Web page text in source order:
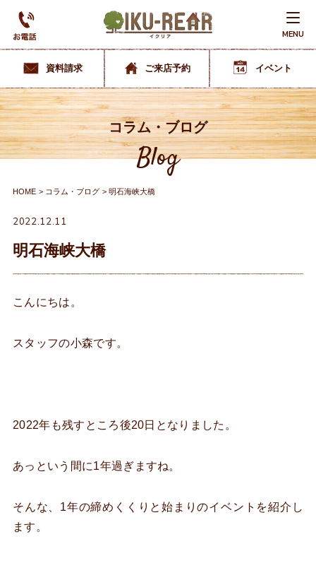
MENU
資料請求 ご来店予約 イベント
コラム・ブログ
Blog
HOME コラム・ブログ 明石海峡大橋
2022.12.11
明石海峡大橋
こんにちは。
スタッフの小森です。
2022年も残すところ後20日となりました。
あっという間に1年過ぎますね。
そんな、1年の締めくくりと始まりのイベントを紹介し
ます。